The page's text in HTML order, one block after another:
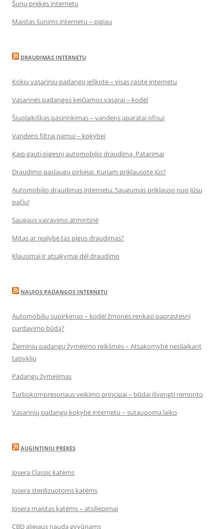
Šunų prekės internetu
Maistas šunims internetu – pigiau
DRAUDIMAS INTERNETU
Kokių vasarinių padangų ieškote – visas rasite internetu
Vasarinės padangos keičiamos vasarai – kodėl
Šiuolaikiškas pasirinkimas – vandens aparatai ofisui
Vandens filtrai namui – kokybei
Kaip gauti pigesnį automobilio draudimą. Patarimai
Draudimo paslaugų pirkėjai. Kuriam priklausote Jūs?
Automobilio draudimas internetu. Saugumas priklauso nuo Jūsų
pačių!
Saugaus vairavimo atmintinė
Mitas ar realybė tas pigus draudimas?
Klausimai ir atsakymai dėl draudimo
NAUJOS PADANGOS INTERNETU
Automobilių supirkimas – kodėl žmonės renkasi paprastesnį
pardavimo būdą?
Žieminių padangų žymėjimo reikšmės – Atsakomybė nesilaikant
taisyklių
Padangų žymėjimas
Turbokompresoriaus veikimo principai – būdai išvengti remonto
Vasarinių padangų kokybė internetu – sutaupoma laiko
AUGINTINIU PREKES
Josera Classic katėms
Josera sterilizuotoms katėms
Josera maistas katėms – atsiliepimai
CBD aliejaus nauda gyvūnams